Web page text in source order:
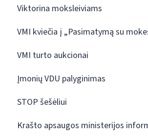
Viktorina moksleiviams
VMI kviečia į „Pasimatymą su
VMI turto aukcionai
Įmonių VDU palyginimas
STOP šešėliui
Krašto apsaugos ministerijos